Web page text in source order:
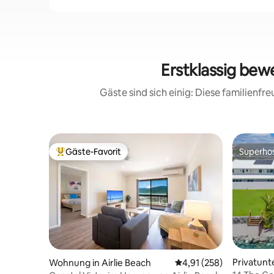
Erstklassig
Gäste sind sich einig: Diese
Beliebter Gäste-Favorit.
Gäste-Favorit
Wohnung in Airlie Beach Durchschnittliche
4,91 (258)